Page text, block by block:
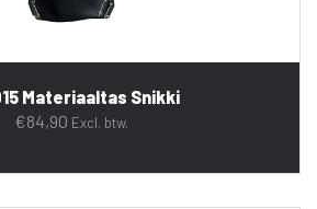
Materiaaltas Snikki
€84,90 Excl. btw.